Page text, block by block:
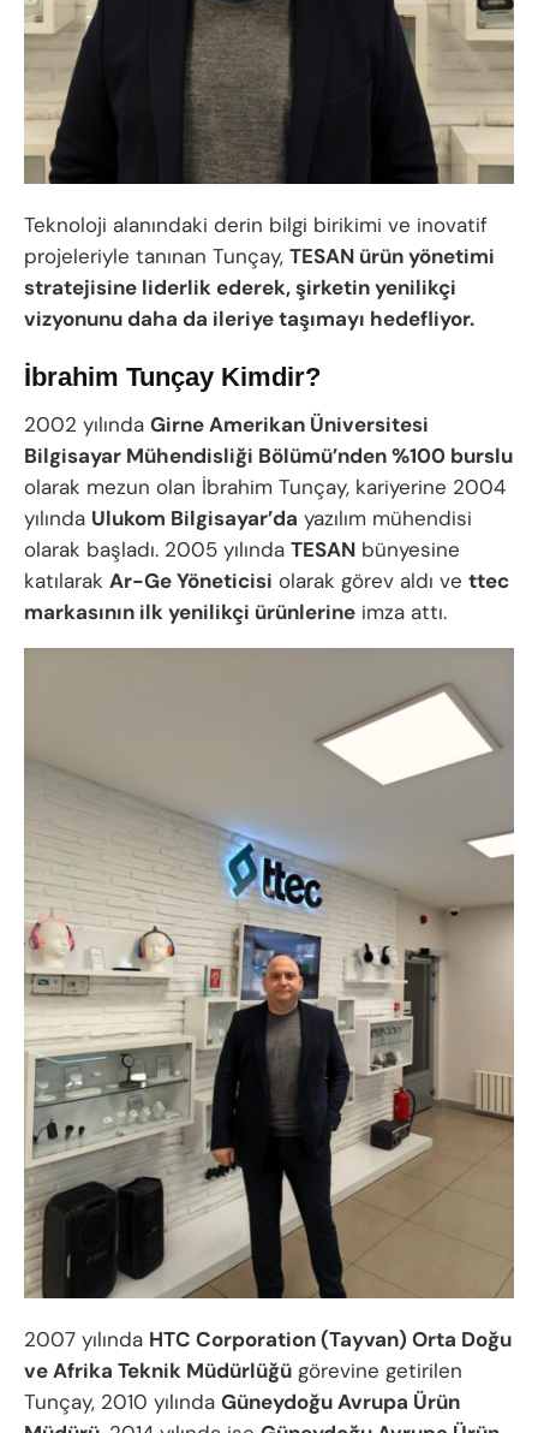
Teknoloji alanındaki derin bilgi birikimi ve inovatif
projeleriyle tanınan Tunçay, TESAN ürün yönetimi
stratejisine liderlik ederek, şirketin yenilikçi
vizyonunu daha da ileriye taşımayı hedefliyor.
İbrahim Tunçay Kimdir?
2002 yılında Girne Amerikan Üniversitesi
Bilgisayar Mühendisliği Bölümü’nden %100 burslu
olarak mezun olan İbrahim Tunçay, kariyerine 2004
yılında Ulukom Bilgisayar’da yazılım mühendisi
olarak başladı. 2005 yılında TESAN bünyesine
katılarak Ar-Ge Yöneticisi olarak görev aldı ve ttec
markasının ilk yenilikçi ürünlerine imza attı.
2007 yılında HTC Corporation (Tayvan) Orta Doğu
ve Afrika Teknik Müdürlüğü görevine getirilen
Tunçay, 2010 yılında Güneydoğu Avrupa Ürün